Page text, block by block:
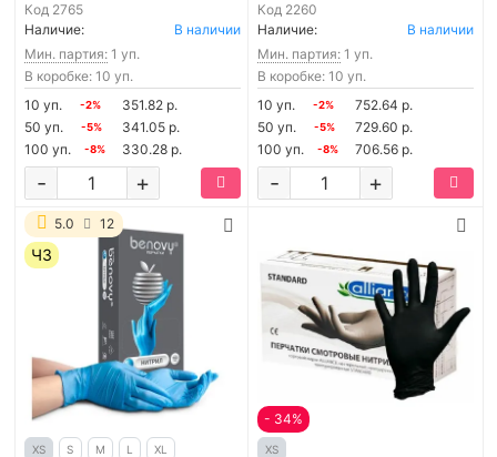
Код 2765
Наличие:
В наличии
Мин. партия: 1 уп.
В коробке: 10 уп.
10 уп.
-2%
351.82 р.
50 уп.
-5%
341.05 р.
100 уп.
-8% 330.28 р.
+
-
Код 2260
Наличие:
В наличии
Мин. партия: 1 уп.
В коробке: 10 уп.
10 уп.
-2%
752.64 р.
50 уп.
-5%
729.60 р.
100 уп.
-8% 706.56 р.
+
-
5.0 12
ЧЗ
XS S M L XL
- 34%
XS